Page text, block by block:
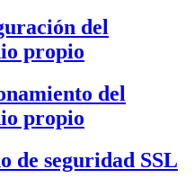
del
propio
del
propio
de seguridad SSL